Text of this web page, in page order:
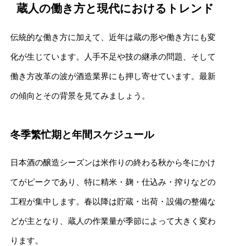
蔵人の働き方と現代におけるトレンド
伝統的な働き方に加えて、近年は蔵の形や働き方にも変
化が生じています。人手不足や技の継承の問題、そして
働き方改革の波が酒造業界にも押し寄せています。最新
の傾向とその背景を見てみましょう。
冬季繁忙期と年間スケジュール
日本酒の醸造シーズンは米作りの終わる秋から冬にかけ
てがピークであり、特に精米・麹・仕込み・搾りなどの
工程が集中します。春以降は貯蔵・出荷・設備の整備な
どが主となり、蔵人の作業量が季節によって大きく変わ
ります。